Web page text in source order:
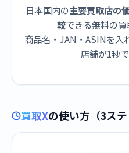
日本国内の主要買取店の
較できる無料の買
商品名・JAN・ASINを入
店舗が1秒
買取Xの使い方（3ステ